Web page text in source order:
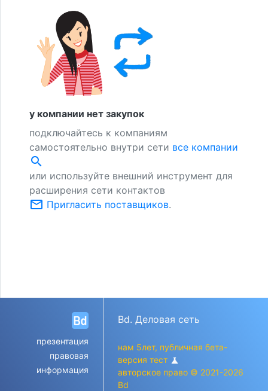
у компании нет закупок
подключайтесь к компаниям
самостоятельно внутри сети все компании
search
или используйте внешний инструмент для
расширения сети контактов
mail_outline Пригласить поставщиков.
презентация
правовая
информация
Bd. Деловая сеть
нам 5лет, публичная бета-
версия тест science
авторское право © 2021-2026
Bd